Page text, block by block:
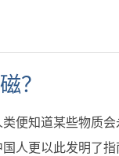
？
便知道某些物质
人更以此发明了指